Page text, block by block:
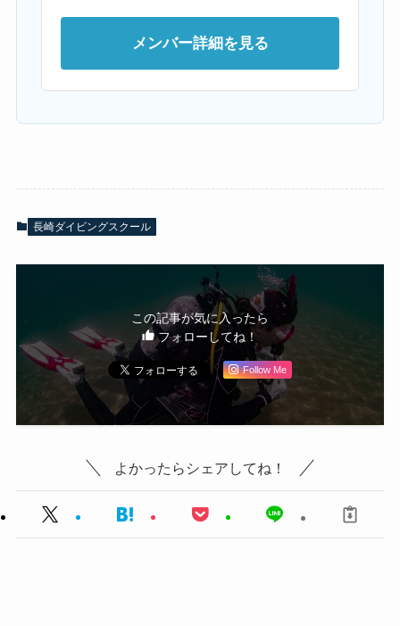
メンバー詳細を見る
長崎ダイビングスクール
この記事が気に入ったら
フォローしてね！
Follow Me
よかったらシェアしてね！